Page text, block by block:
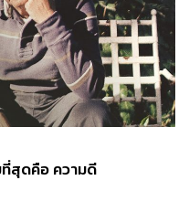
ที่สุดคือ ความดี